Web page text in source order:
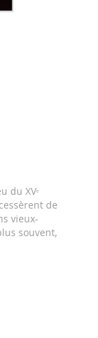
du XVe
de
vieux-
souvent,